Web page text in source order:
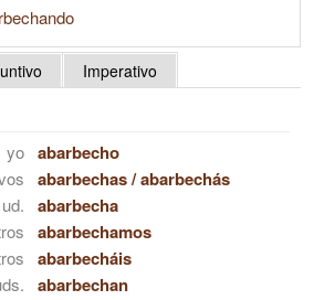
Imperativo
yo abarbecho
abarbechas/abarbechás
abarbecha
abarbechamos
abarbecháis
abarbechan